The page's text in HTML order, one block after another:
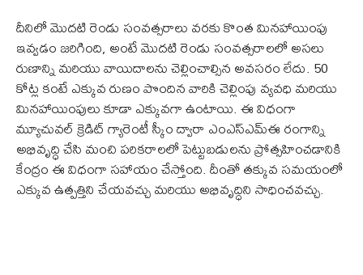
దీనిలో మొదటి రెండు సంవత్సరాలు వరకు కొంత మినహాయింపు
ఇవ్వడం జరిగింది, అంటే మొదటి రెండు సంవత్సరాలలో అసలు
రుణాన్ని మరియు వాయిదాలను చెల్లించాల్సిన అవసరం లేదు. 50
కోట్ల కంటే ఎక్కువ రుణం పొందిన వారికి చెల్లింపు వ్యవధి మరియు
మినహాయింపులు కూడా ఎక్కువగా ఉంటాయి. ఈ విధంగా
మ్యూచువల్ క్రెడిట్ గ్యారెంటీ స్కీం ద్వారా ఎంఎస్ఎమ్ఈ రంగాన్ని
అభివృద్ధి చేసి మంచి పరికరాలలో పెట్టుబడులను ప్రోత్సహించడానికి
కేంద్రం ఈ విధంగా సహాయం చేస్తోంది. దీంతో తక్కువ సమయంలో
ఎక్కువ ఉత్పత్తిని చేయవచ్చు మరియు అభివృద్ధిని సాధించవచ్చు.